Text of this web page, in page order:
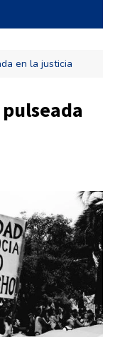
en la justicia